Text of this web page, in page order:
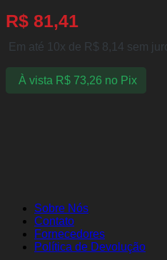
R$ 81,41
Em até 10x de R$ 8,14 sem
À vista R$73,26 no Pix
Sobre Nós
Contato
Fornecedores
Política de Devolução